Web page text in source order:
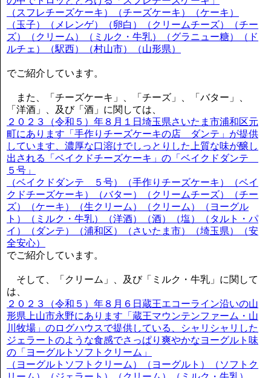
（スフレチーズケーキ）（チーズケーキ）（ケーキ）
（玉子）（メレンゲ）（卵白）（クリームチーズ）（チー
ズ）（クリーム）（ミルク・牛乳）（グラニュー糖）（ド
ルチェ）（駅西）（村山市）（山形県）
でご紹介しています。
また、「チーズケーキ」、「チーズ」、「バター」、
「洋酒」、及び「酒」に関しては、
２０２３（令和５）年８月１日埼玉県さいたま市浦和区元
町にあります「手作りチーズケーキの店 ダンテ」が提供
しています、濃厚な口溶けでしっとりした上質な味が醸し
出される「ベイクドチーズケーキ」の「ベイクドダンテ
５号」
（ベイクドダンテ ５号）（手作りチーズケーキ）（ベイ
クドチーズケーキ）（バター）（クリームチーズ）（チー
ズ）（ケーキ）（生クリーム）（クリーム）（ヨーグル
ト）（ミルク・牛乳）（洋酒）（酒）（塩）（タルト・パ
イ）（ダンテ）（浦和区）（さいたま市）（埼玉県）（安
全安心）
でご紹介しています。
そして、「クリーム」、及び「ミルク・牛乳」に関して
は、
２０２３（令和５）年８月６日蔵王エコーライン沿いの山
形県上山市永野にあります「蔵王マウンテンファーム・山
川牧場」のログハウスで提供している、シャリシャリした
ジェラートのような食感でさっぱり爽やかなヨーグルト味
の「ヨーグルトソフトクリーム」
（ヨーグルトソフトクリーム）（ヨーグルト）（ソフトク